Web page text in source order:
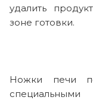
удалить
зоне готовки.
Ножки печи